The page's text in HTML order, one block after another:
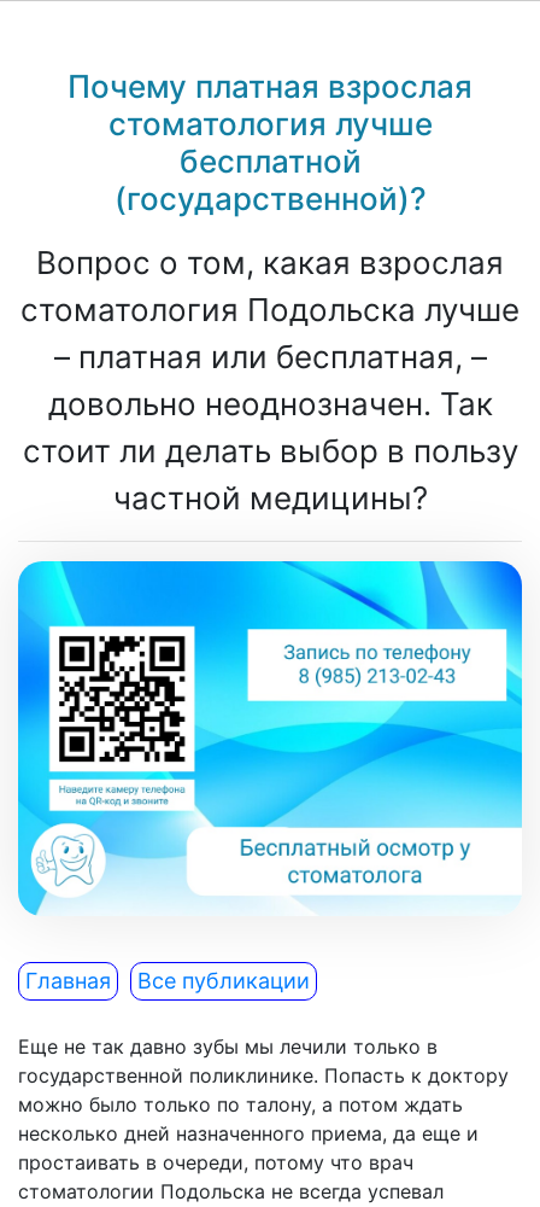
Почему платная взрослая
стоматология лучше
бесплатной
(государственной)?
Вопрос о том, какая взрослая
стоматология Подольска лучше
– платная или бесплатная, –
довольно неоднозначен. Так
стоит ли делать выбор в пользу
частной медицины?
Главная Все публикации
Еще не так давно зубы мы лечили только в
государственной поликлинике. Попасть к доктору
можно было только по талону, а потом ждать
несколько дней назначенного приема, да еще и
простаивать в очереди, потому что врач
стоматологии Подольска не всегда успевал